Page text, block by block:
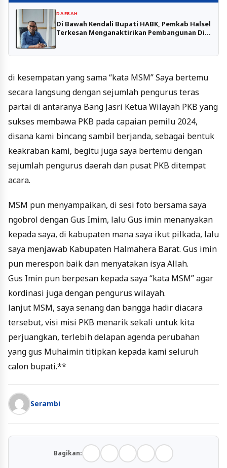
DAERAH
Di Bawah Kendali Bupati HABK, Pemkab Halsel
Terkesan Menganaktirikan Pembangunan Di
di kesempatan yang sama “kata MSM” Saya bertemu
secara langsung dengan sejumlah pengurus teras
partai di antaranya Bang Jasri Ketua Wilayah PKB yang
sukses membawa PKB pada capaian pemilu 2024,
disana kami bincang sambil berjanda, sebagai bentuk
keakraban kami, begitu juga saya bertemu dengan
sejumlah pengurus daerah dan pusat PKB ditempat
acara.
MSM pun menyampaikan, di sesi foto bersama saya
ngobrol dengan Gus Imim, lalu Gus imin menanyakan
kepada saya, di kabupaten mana saya ikut pilkada, lalu
saya menjawab Kabupaten Halmahera Barat. Gus imin
pun merespon baik dan menyatakan isya Allah.
Gus Imin pun berpesan kepada saya “kata MSM” agar
kordinasi juga dengan pengurus wilayah.
lanjut MSM, saya senang dan bangga hadir diacara
tersebut, visi misi PKB menarik sekali untuk kita
perjuangkan, terlebih delapan agenda perubahan
yang gus Muhaimin titipkan kepada kami seluruh
calon bupati.**
Serambi
Bagikan: